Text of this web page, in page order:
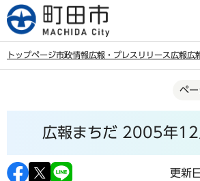
こ
の
す
トップページ市政情報広報・プレスリリース 広報広
ら
ペ
広報まちだ 2005年
更新